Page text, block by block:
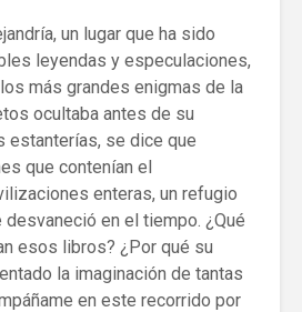
un lugar que ha sido
leyendas y especulaciones,
más grandes enigmas de la
ocultaba antes de su
estanterías, se dice que
que contenían el
enteras, un refugio
en el tiempo. ¿Qué
esos libros? ¿Por qué su
la imaginación de tantas
en este recorrido por